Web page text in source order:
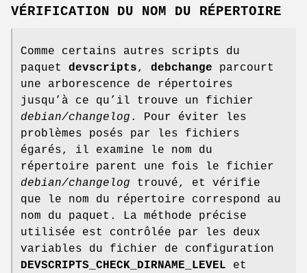
VÉRIFICATION DU NOM DU RÉPERTOIRE
Comme certains autres scripts du
paquet devscripts, debchange parcourt
une arborescence de répertoires
jusqu’à ce qu’il trouve un fichier
debian/changelog . Pour éviter les
problèmes posés par les fichiers
égarés, il examine le nom du
répertoire parent une fois le fichier
debian/changelog trouvé, et vérifie
que le nom du répertoire correspond au
nom du paquet. La méthode précise
utilisée est contrôlée par les deux
variables du fichier de configuration
DEVSCRIPTS_CHECK_DIRNAME_LEVEL et